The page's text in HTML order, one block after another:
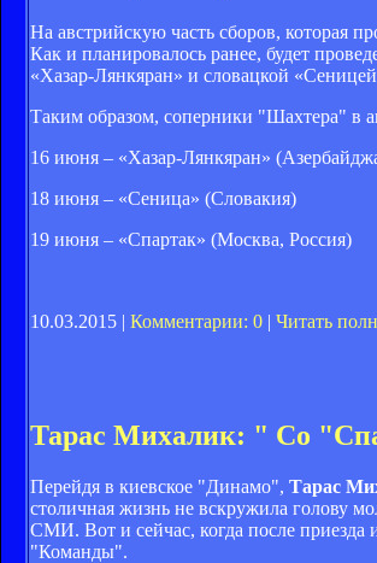
На австрийскую часть сборов, которая
Как и планировалось ранее, будет
«Хазар-Лянкяран» и словацкой
Таким образом, соперники "Шахтера" в
16 июня – «Хазар-Лянкяран»
18 июня – «Сеница» (Словакия)
19 июня – «Спартак» (Москва, Россия)
10.03.2015 | Комментарии: 0 | Читать
Тарас Михалик: " Со
Перейдя в киевское "Динамо", Тарас
столичная жизнь не вскружила голову
СМИ. Вот и сейчас, когда после приезда
"Команды".